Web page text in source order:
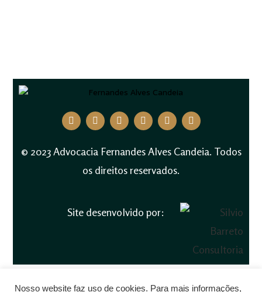
© 2023 Advocacia Fernandes Alves Candeia. Todos
os direitos reservados.
Site desenvolvido por:
Nosso website faz uso de cookies. Para mais informações,